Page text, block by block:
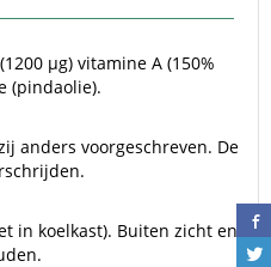
µg) vitamine A (150%
(pindaolie).
anders voorgeschreven. De
in koelkast). Buiten zicht en